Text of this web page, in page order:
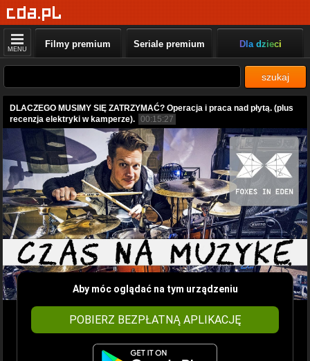
MENU Filmy premium Seriale premium Dla dzieci
szukaj
DLACZEGO MUSIMY SIĘ ZATRZYMAĆ? Operacja i praca nad płytą. (plus
recenzja elektryki w kamperze). 00:15:27
Aby móc oglądać na tym urządzeniu
POBIERZ BEZPŁATNĄ APLIKACJĘ